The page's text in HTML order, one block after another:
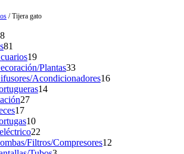
/ Tijera gato
158
products
81
products
1919
products
Plantas3333
products
Acondicionadores1616
1414
2727
1717
products
1010
products
22
products
Filtros/Compresores12